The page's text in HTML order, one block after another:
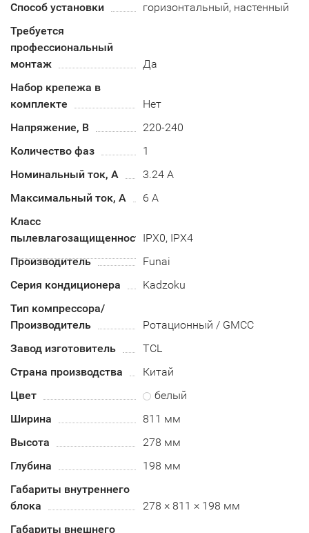
Способ установки
горизонтальный, настенный
Требуется
профессиональный
монтаж
Да
Набор крепежа в
комплекте
Нет
Напряжение, В
220-240
Количество фаз
1
Номинальный ток, А
3.24 А
Максимальный ток, А
6 А
Класс
пылевлагозащищенностиIPX0, IPX4
Производитель
Funai
Серия кондиционера
Kadzoku
Тип компрессора/
Производитель
Ротационный / GMCC
Завод изготовитель
TCL
Страна производства
Китай
Цвет
белый
Ширина
811 мм
Высота
278 мм
Глубина
198 мм
Габариты внутреннего
блока
278 × 811 × 198 мм
Габариты внешнего